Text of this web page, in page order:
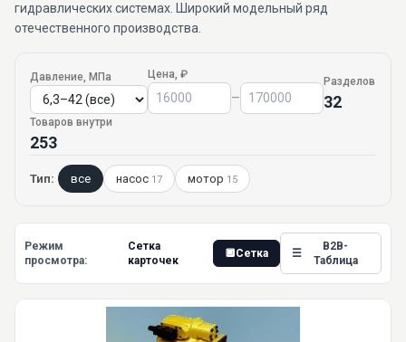
гидравлических системах. Широкий модельный ряд
отечественного производства.
Давление, МПа Цена, ₽
–
Разделов
32
Товаров внутри
253
Тип: все насос 17 мотор 15
Режим
просмотра:
Сетка
карточек
🔲Сетка ☰
B2B-
Таблица